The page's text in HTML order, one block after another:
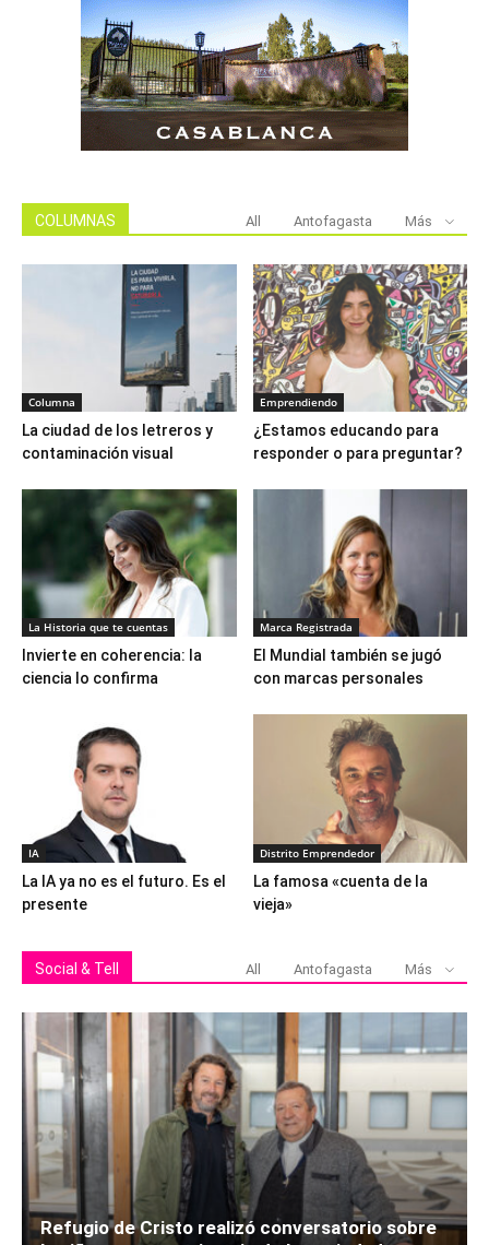
COLUMNAS All Antofagasta Más
Columna
La ciudad de los letreros y
contaminación visual
Emprendiendo
¿Estamos educando para
responder o para preguntar?
La Historia que te cuentas
Invierte en coherencia: la
ciencia lo confirma
Marca Registrada
El Mundial también se jugó
con marcas personales
IA
La IA ya no es el futuro. Es el
presente
Distrito Emprendedor
La famosa «cuenta de la
vieja»
Social & Tell All Antofagasta Más
Refugio de Cristo realizó conversatorio sobre